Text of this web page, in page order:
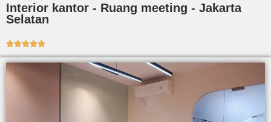
Interior kantor - Ruang meeting - Jakarta
Selatan
